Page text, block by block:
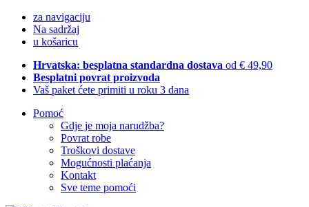
za navigaciju
Na sadržaj
u košaricu
Hrvatska: besplatna standardna dostava od € 49,90
Besplatni povrat proizvoda
Vaš paket ćete primiti u roku 3 dana
Pomoć
Gdje je moja narudžba?
Povrat robe
Troškovi dostave
Mogućnosti plaćanja
Kontakt
Sve teme pomoći